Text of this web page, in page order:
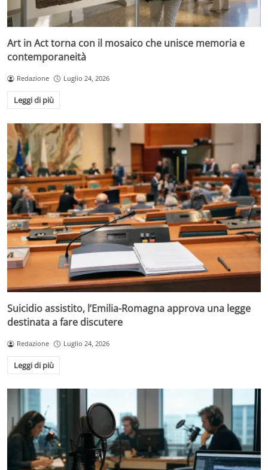
Art in Act torna con il mosaico che unisce memoria e
contemporaneità
Redazione Luglio 24, 2026
Leggi di più
Suicidio assistito, l’Emilia-Romagna approva una legge
destinata a fare discutere
Redazione Luglio 24, 2026
Leggi di più